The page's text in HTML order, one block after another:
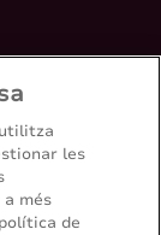
les
més
de